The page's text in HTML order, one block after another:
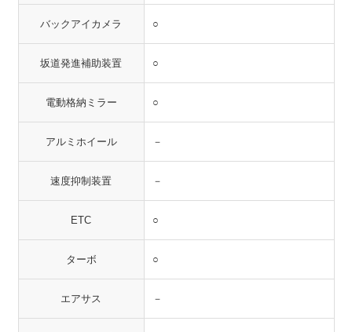
バックアイカメラ ○
坂道発進補助装置 ○
電動格納ミラー ○
アルミホイール －
速度抑制装置 －
ETC ○
ターボ ○
エアサス －